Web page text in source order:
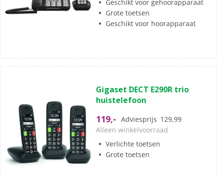
Geschikt voor gehoorapparaat
Grote toetsen
Geschikt voor hoorapparaat
van
de
sterren.
Gigaset DECT E290R trio
huistelefoon
119,- Adviesprijs 129,99
Alleen winkelvoorraad
Verlichte toetsen
Grote toetsen